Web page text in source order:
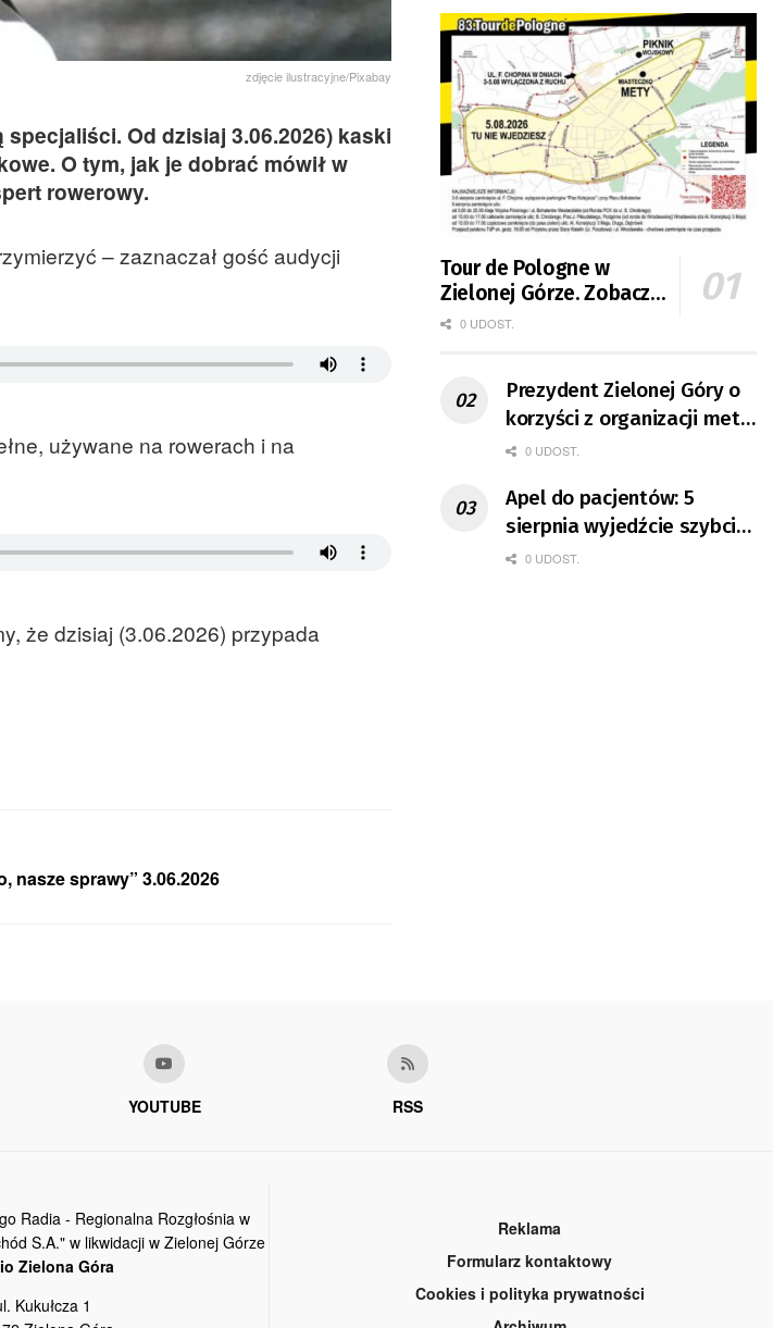
zdjęcie ilustracyjne/Pixabay
Od dzisiaj 3.06.2026) kaski
O tym, jak je dobrać mówił w
rowerowy.
– zaznaczał gość audycji
używane na rowerach i na
że dzisiaj (3.06.2026) przypada
nasze sprawy” 3.06.2026
Tour de Pologne w
Zielonej Górze. Zobacz
zmiany w organizacji
0 UDOST.
Prezydent Zielonej Góry o
korzyści z organizacji mety
Tour de Pologne
0 UDOST.
Apel do pacjentów: 5
sierpnia wyjedźcie szybciej
z domów
0 UDOST.
YOUTUBE RSS
Radia - Regionalna Rozgłośnia w
S.A." w likwidacji w Zielonej Górze
Zielona Góra
Kukułcza 1
Reklama
Formularz kontaktowy
Cookies i polityka prywatności